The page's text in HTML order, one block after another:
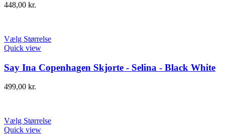
448,00 kr.
Vælg Størrelse
Quick view
Say Ina Copenhagen Skjorte - Selina - Black White
499,00 kr.
Vælg Størrelse
Quick view